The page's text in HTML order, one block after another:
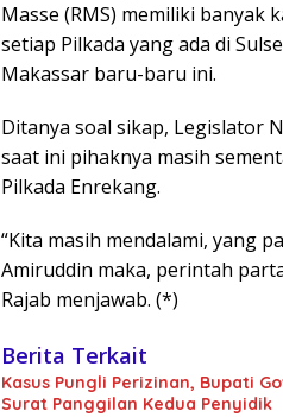
Masse (RMS) memiliki banyak
setiap Pilkada yang ada di
Makassar baru-baru ini.
Ditanya soal sikap, Legislator
saat ini pihaknya masih
Pilkada Enrekang.
“Kita masih mendalami, yang
Amiruddin maka, perintah
Rajab menjawab. (*)
Berita Terkait
Kasus Pungli Perizinan, Bupati
Surat Panggilan Kedua Penyidik